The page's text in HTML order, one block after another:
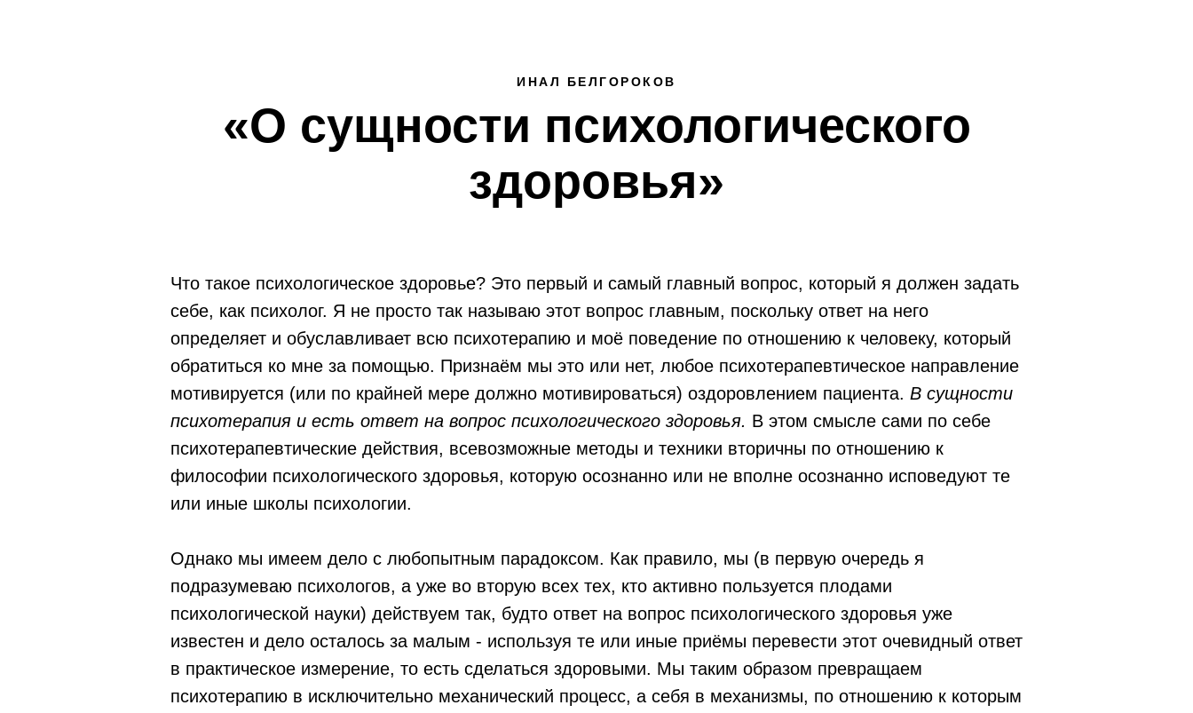
ИНАЛ БЕЛГОРОКОВ
«О сущности психологического
здоровья»
Что такое психологическое здоровье? Это первый и самый главный вопрос, который я должен задать
себе, как психолог. Я не просто так называю этот вопрос главным, поскольку ответ на него
определяет и обуславливает всю психотерапию и моё поведение по отношению к человеку, который
обратиться ко мне за помощью. Признаём мы это или нет, любое психотерапевтическое направление
мотивируется (или по крайней мере должно мотивироваться) оздоровлением пациента. В сущности
психотерапия и есть ответ на вопрос психологического здоровья. В этом смысле сами по себе
психотерапевтические действия, всевозможные методы и техники вторичны по отношению к
философии психологического здоровья, которую осознанно или не вполне осознанно исповедуют те
или иные школы психологии.
Однако мы имеем дело с любопытным парадоксом. Как правило, мы (в первую очередь я
подразумеваю психологов, а уже во вторую всех тех, кто активно пользуется плодами
психологической науки) действуем так, будто ответ на вопрос психологического здоровья уже
известен и дело осталось за малым - используя те или иные приёмы перевести этот очевидный ответ
в практическое измерение, то есть сделаться здоровыми. Мы таким образом превращаем
психотерапию в исключительно механический процесс, а себя в механизмы, по отношению к которым